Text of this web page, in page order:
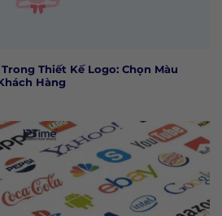
Thiết Kế Logo: Chọn Màu
Hàng